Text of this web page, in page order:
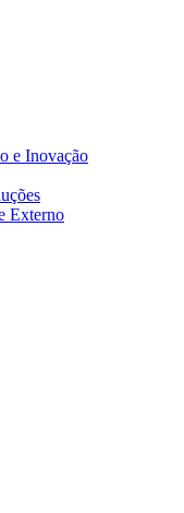
e Inovação
Externo